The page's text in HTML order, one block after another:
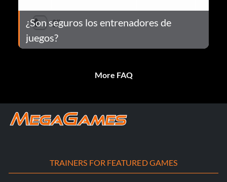
¿Son seguros los entrenadores de
juegos?
More FAQ
TRAINERS FOR FEATURED GAMES